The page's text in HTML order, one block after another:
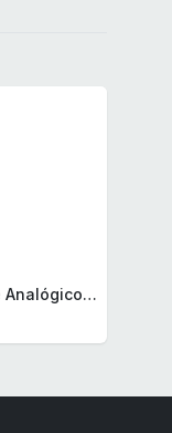
BENYAR by Relojes Hombre Analógico Cuarzo Cronografo Impermeable Luminoso Fecha Moda Casual Reloj de Pulsera Elegante Regalo para Hombre